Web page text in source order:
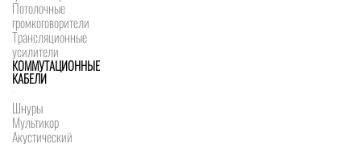
Потолочные
громкоговорители
Трансляционные
усилители
КОММУТАЦИОННЫЕ
КАБЕЛИ
Шнуры
Мультикор
Акустический